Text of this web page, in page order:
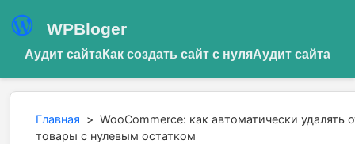
WPBloger
Аудит сайтаКак создать сайт с нуляАудит сайта
Главная > WooCommerce: как автоматически удалять
товары с нулевым остатком